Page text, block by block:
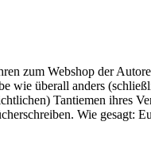
zum Webshop der
wie überall anders
Tantiemen ihres
Wie gesagt: